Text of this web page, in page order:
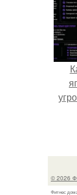
© 2026
Фитнес